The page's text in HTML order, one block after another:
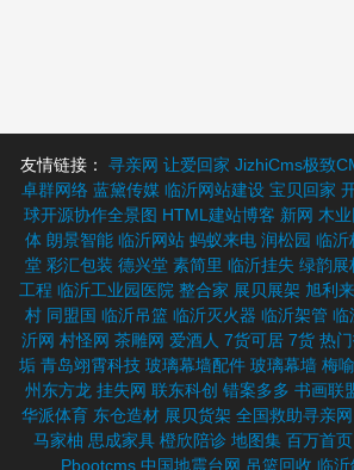
友情链接： 寻亲网 让爱回家 JizhiCms极致
卓群网络 蓝黛传媒 临沂网站建设 宝贝回家
球开源协作全景图 HTML建站博客 新网 木业
体 朗景智能 临沂网站 蚂蚁来电 润松园 临沂
堂 彩汇包装 德兴堂 素简里 临沂挂失 绿韵展
工程 临沂工业园医院 整合家 展贝展架 旭利来
村 同盟国 临沂吊篮 临沂灭火器 临沂架管 临
沂网 村怪网 茶雕网 爱酒人 7货可居 7货 热
垢 青岛翊霄科技 玻璃幕墙配件 玻璃幕墙 梅
州东方龙 挂失网 联东科创 错案多多 书画联
华派体育 东仓造材 展贝货架 全国救助寻亲网
马家柚 思成家具 橙欣陪诊 地图集 百万首页
Pbootcms 中国地震台网 吊篮回收 临沂